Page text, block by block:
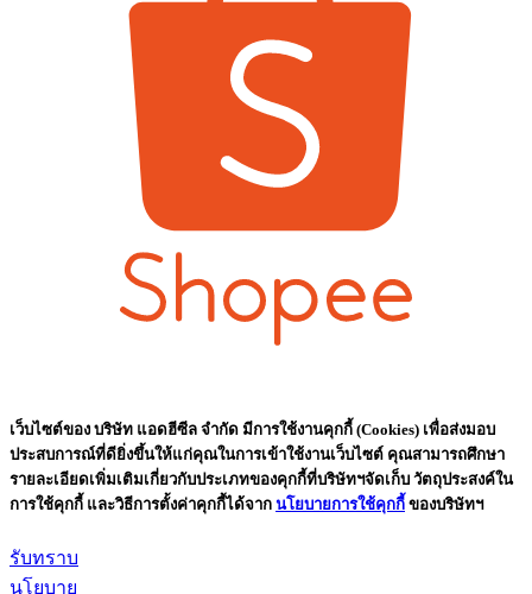
เว็บไซต์ของ บริษัท แอดฮีซีล จำกัด มีการใช้งานคุกกี้ (Cookies) เพื่อส่งมอบ
ประสบการณ์ที่ดียิ่งขึ้นให้แก่คุณในการเข้าใช้งานเว็บไซต์ คุณสามารถศึกษา
รายละเอียดเพิ่มเติมเกี่ยวกับประเภทของคุกกี้ที่บริษัทฯจัดเก็บ วัตถุประสงค์ใน
การใช้คุกกี้ และวิธีการตั้งค่าคุกกี้ได้จาก นโยบายการใช้คุกกี้ ของบริษัทฯ
รับทราบ
นโยบาย